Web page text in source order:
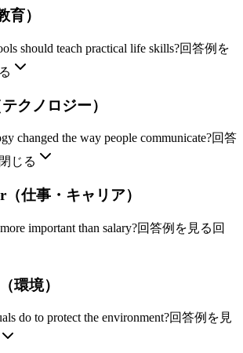
育）
should teach practical life skills?回答例を
クノロジー）
changed the way people communicate?回答
じる
仕事・キャリア）
important than salary?回答例を見る 回
環境）
do to protect the environment?回答例を見